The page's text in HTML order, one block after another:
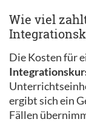
Wie viel
Die Kosten für
ergibt sich ein
Fällen